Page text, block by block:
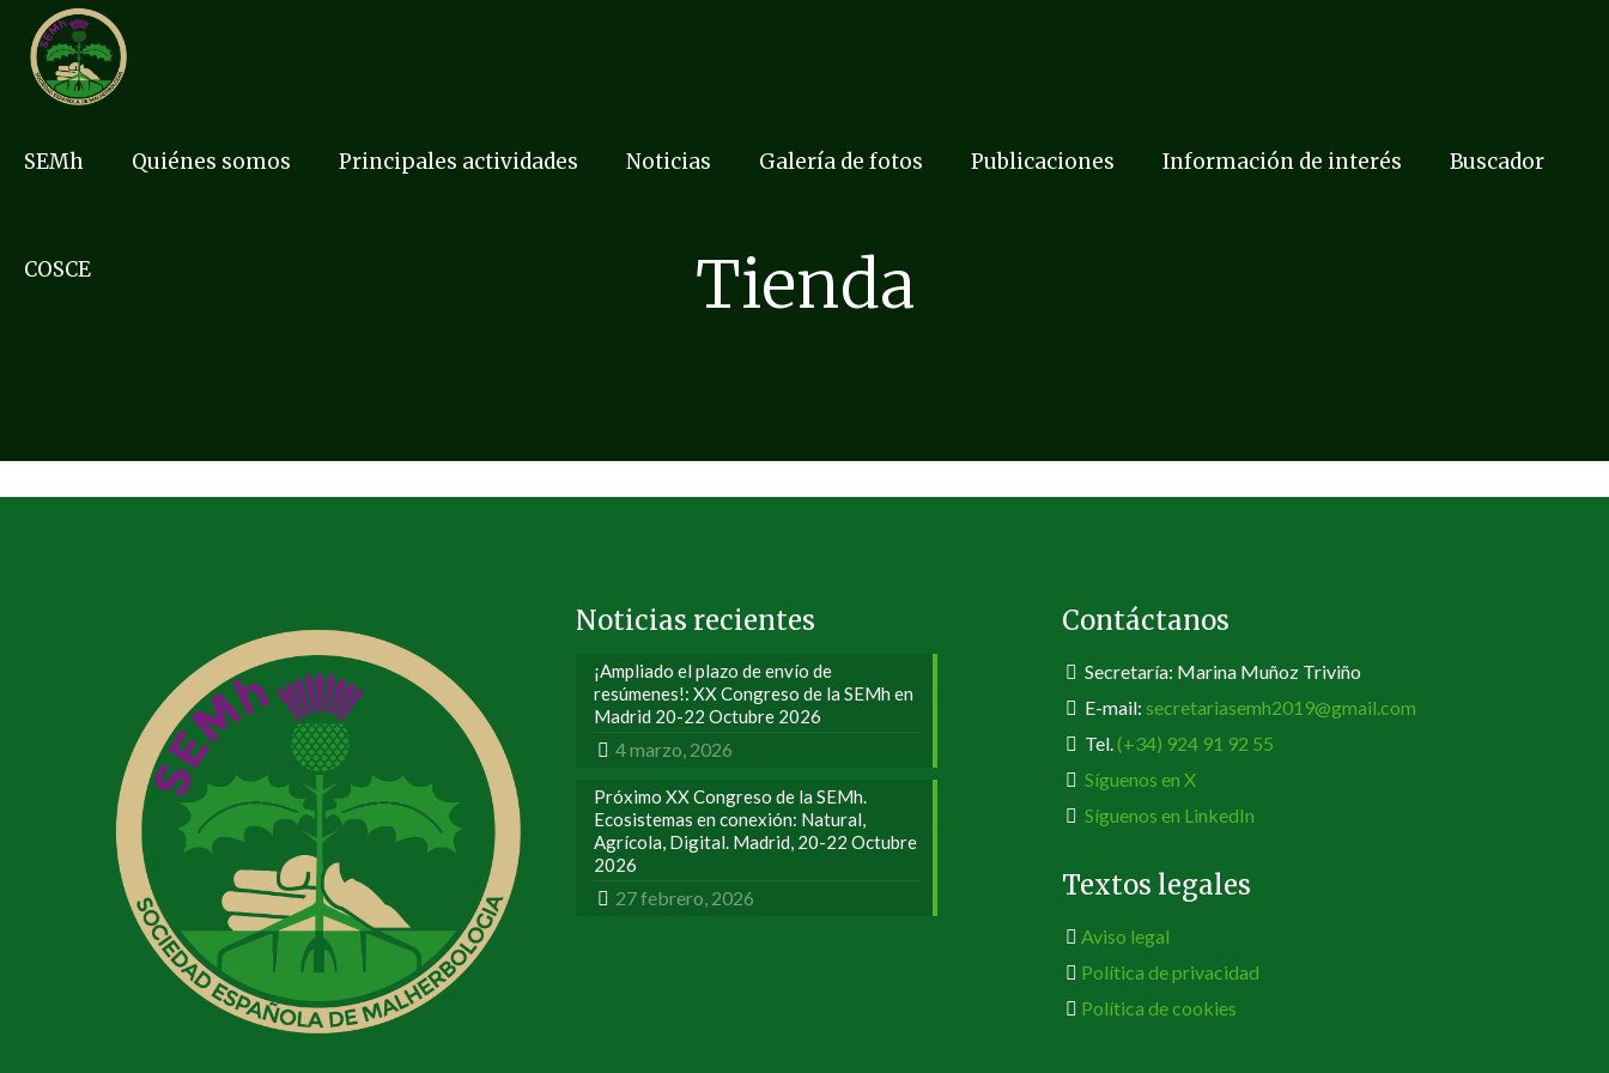
SEMh Quiénes somos Principales actividades Noticias Galería de fotos Publicaciones Información de interés Buscador
COSCE Tienda
Noticias recientes
¡Ampliado el plazo de envío de
resúmenes!: XX Congreso de la SEMh en
Madrid 20-22 Octubre 2026
4 marzo, 2026
Próximo XX Congreso de la SEMh.
Ecosistemas en conexión: Natural,
Agrícola, Digital. Madrid, 20-22 Octubre
2026
27 febrero, 2026
Contáctanos
Secretaría: Marina Muñoz Triviño
E-mail: secretariasemh2019@gmail.com
Tel. (+34) 924 91 92 55
Síguenos en X
Síguenos en LinkedIn
Textos legales
Aviso legal
Política de privacidad
Política de cookies